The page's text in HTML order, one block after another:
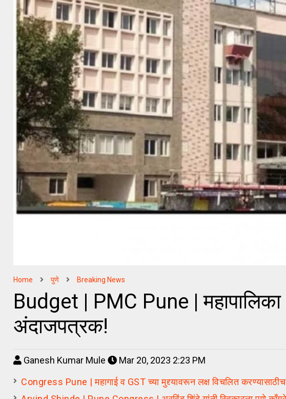
Home पुणे Breaking News
Budget | PMC Pune |
अंदाजपत्रक!
Ganesh Kumar Mule
Mar 20, 2023 2:23 PM
Congress Pune | महागाई व GST च्या मुद्द्यावरून लक्ष विचलित